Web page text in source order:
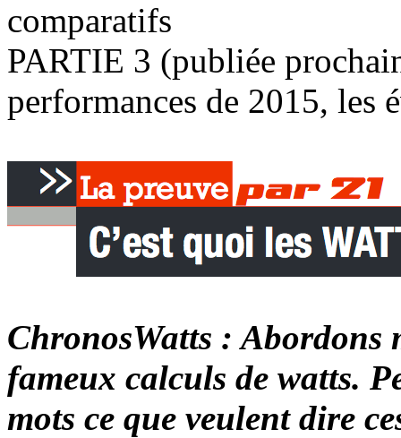
comparatifs
PARTIE 3 (publiée
performances de 2015, les
ChronosWatts : Abordons
fameux calculs de watts.
mots ce que veulent dire